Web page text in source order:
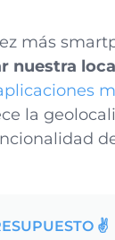
más
nuestra
la
✌️